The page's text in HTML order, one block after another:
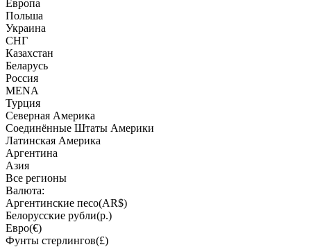
Европа
Польша
Украина
СНГ
Казахстан
Беларусь
Россия
MENA
Турция
Северная Америка
Соединённые Штаты Америки
Латинская Америка
Аргентина
Азия
Все регионы
Валюта:
Аргентинские песо(AR$)
Белорусские рубли(р.)
Евро(€)
Фунты стерлингов(£)